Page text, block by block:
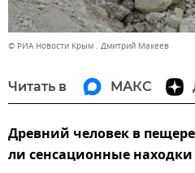
© РИА Новости Крым . Дмитрий Макеев
Читать в МАКС
Древний человек в
ли сенсационные находки